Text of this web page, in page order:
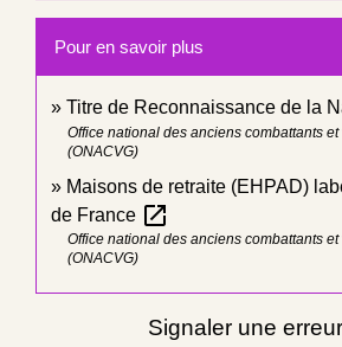
Pour en savoir plus
Titre de Reconnaissance de la
Office national des anciens combattants
(ONACVG)
Maisons de retraite (EHPAD)
de France open_in_new
Office national des anciens combattants
(ONACVG)
Signaler une